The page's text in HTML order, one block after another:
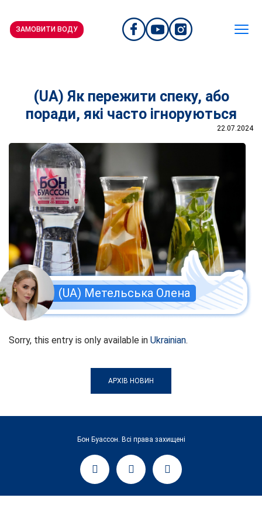
ЗАМОВИТИ ВОДУ
(UA) Як пережити спеку, або
поради, які часто ігноруються
22.07.2024
(UA) Метельська Олена
Sorry, this entry is only available in Ukrainian.
АРХІВ НОВИН
Бон Буассон. Всі права захищені